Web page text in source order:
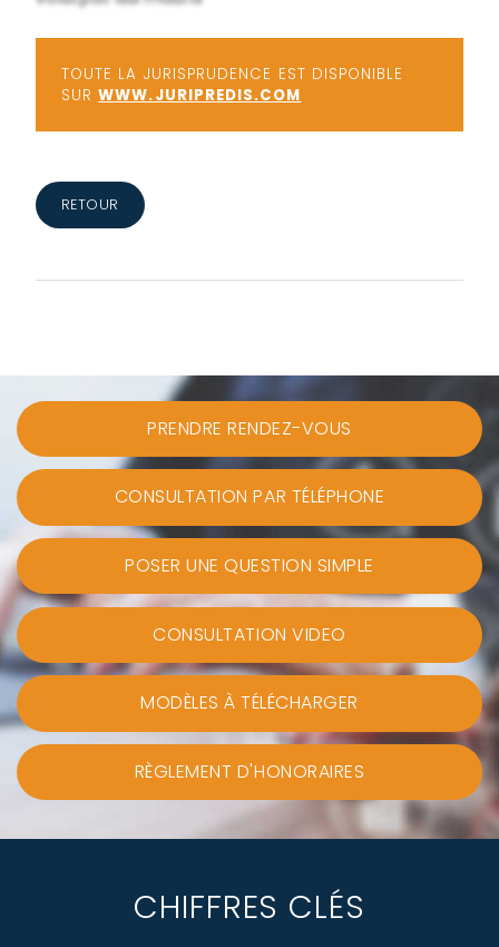
TOUTE LA JURISPRUDENCE EST DISPONIBLE
SURWWW.JURIPREDIS.COM
RETOUR
PRENDRE RENDEZ-VOUS
CONSULTATION PAR TÉLÉPHONE
POSER UNE QUESTION SIMPLE
CONSULTATION VIDEO
MODÈLES À TÉLÉCHARGER
RÈGLEMENT D'HONORAIRES
CHIFFRES CLÉS